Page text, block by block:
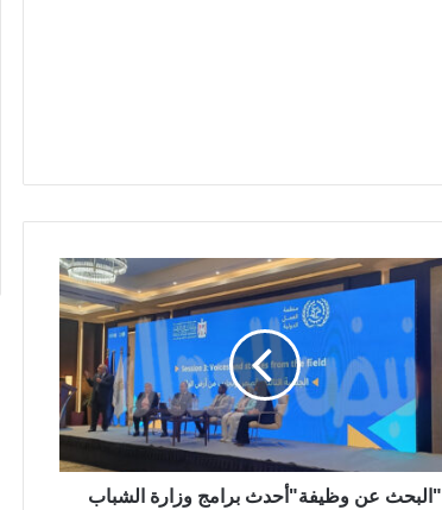
"البحث عن وظيفة"أحدث برامج وزارة الشباب